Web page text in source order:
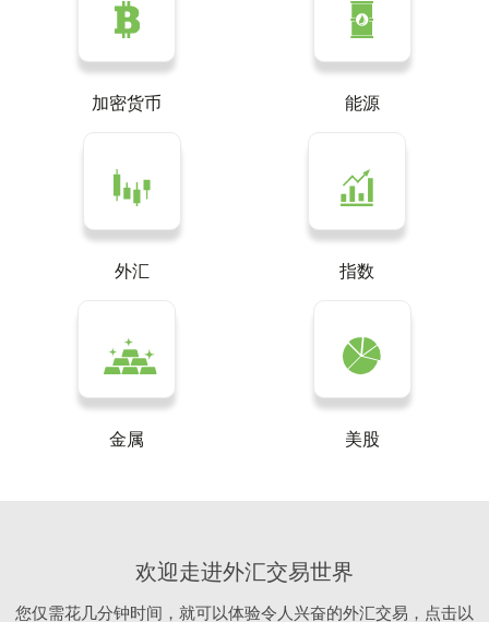
加密货币 能源
外汇 指数
金属 美股
欢迎走进外汇交易世界
您仅需花几分钟时间，就可以体验令人兴奋的外汇交易，点击以